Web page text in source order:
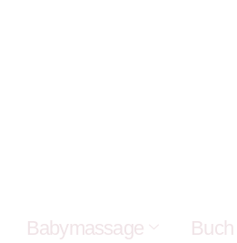
Babymassage Buch